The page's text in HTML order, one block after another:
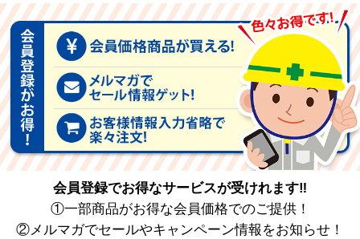
会員登録でお得なサービスが受けれます‼
①一部商品がお得な会員価格でのご提供！
②メルマガでセールやキャンペーン情報をお知らせ！